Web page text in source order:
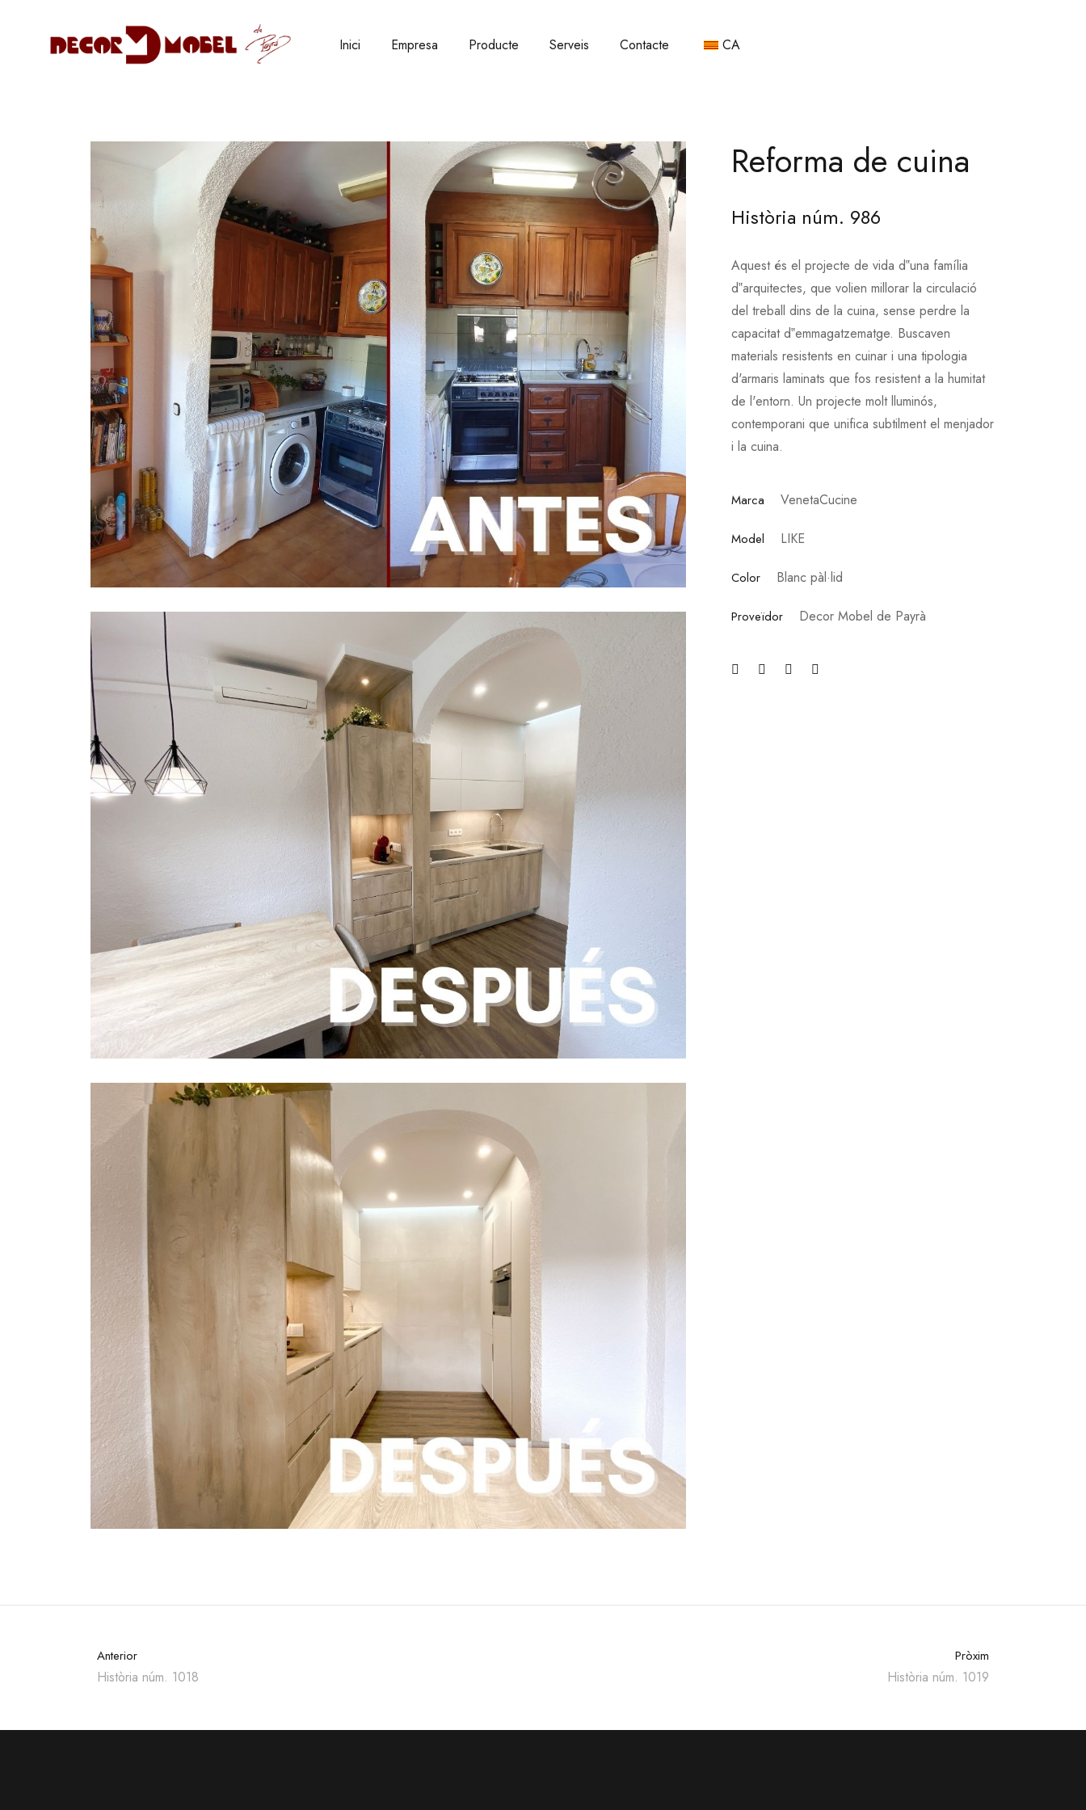
Inici Empresa Producte Serveis Contacte CA
Reforma de cuina
Història núm. 986
Aquest és el projecte de vida d‟una família
d‟arquitectes, que volien millorar la circulació
del treball dins de la cuina, sense perdre la
capacitat d‟emmagatzematge. Buscaven
materials resistents en cuinar i una tipologia
d'armaris laminats que fos resistent a la humitat
de l'entorn. Un projecte molt lluminós,
contemporani que unifica subtilment el menjador
i la cuina.
Marca VenetaCucine
Model LIKE
Color Blanc pàl·lid
Proveïdor Decor Mobel de Payrà
Anterior
Història núm. 1018
Pròxim
Història núm. 1019